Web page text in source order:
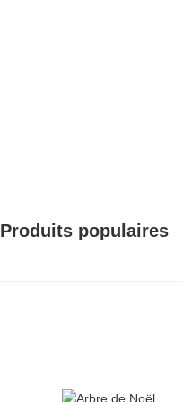
Produits populaires